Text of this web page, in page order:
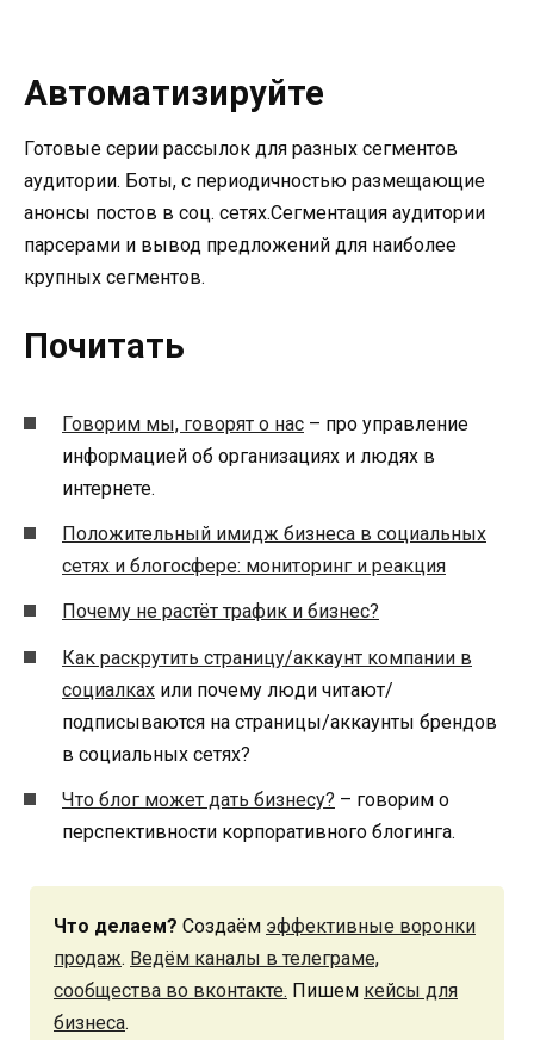
Автоматизируйте
Готовые серии рассылок для разных сегментов
аудитории. Боты, с периодичностью размещающие
анонсы постов в соц. сетях.Сегментация аудитории
парсерами и вывод предложений для наиболее
крупных сегментов.
Почитать
Говорим мы, говорят о нас – про управление
информацией об организациях и людях в
интернете.
Положительный имидж бизнеса в социальных
сетях и блогосфере: мониторинг и реакция
Почему не растёт трафик и бизнес?
Как раскрутить страницу/аккаунт компании в
социалках или почему люди читают/
подписываются на страницы/аккаунты брендов
в социальных сетях?
Что блог может дать бизнесу? – говорим о
перспективности корпоративного блогинга.
Что делаем? Создаём эффективные воронки
продаж. Ведём каналы в телеграме,
сообщества во вконтакте. Пишем кейсы для
бизнеса.